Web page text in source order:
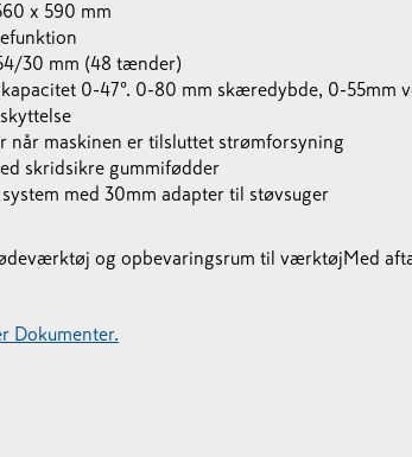
x 590 mm
30 mm (48 tænder)
0-47°. 0-80 mm skæredybde, 0-55mm
når maskinen er tilsluttet strømforsyning
skridsikre gummifødder
med 30mm adapter til støvsuger
og opbevaringsrum til værktøjMed
Dokumenter.